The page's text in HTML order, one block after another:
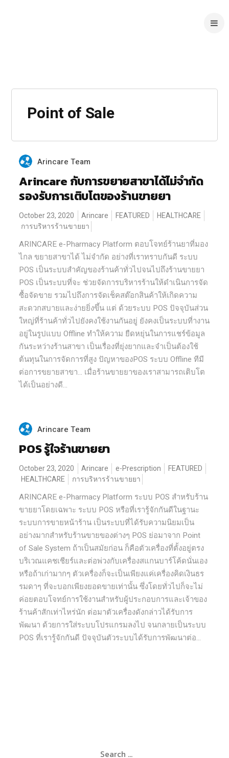
Point of Sale
Arincare Team
Arincare กับการขยายสาขาได้ไม่จำกัด
รองรับการเติบโตของร้านขายยา
October 23, 2020 Arincare FEATURED
HEALTHCARE
การบริหารร้านขายยา
ARINCARE e-Pharmacy Platform ตอบโจทย์ร้านยาที่มอง
ไกล ขยายสาขาได้ ไม่จำกัด อย่างที่เราทราบกันดี ระบบ
POS เป็นระบบสำคัญของร้านค้าทั่วไปจนไปถึงร้านขายยา
POS เป็นระบบที่จะ ช่วยจัดการบริหารร้านให้ดำเนินการจัด
ซื้อจัดขาย รวมไปถึงการจัดเช็คสต๊อกสินค้าให้เกิดความ
สะดวกสบายและง่ายยิ่งขึ้น แต่ ด้วยระบบ POS ปัจจุบันส่วน
ใหญ่ที่ร้านค้าทั่วไปยังคงใช้งานกันอยู่ ยังคงเป็นระบบที่างาน
อยู่ในรูปแบบ Offline ทำให้ความ ยืดหยุ่นในการแชร์ข้อมูล
กันระหว่างร้านสาขา เป็นเรื่องที่ยุ่งยากและจำเป็นต้องใช้
ต้นทุนในการจัดการที่สูง ปัญหาของPOS ระบบ Offline ทีมี
ต่อการขยายสาขา… เมื่อร้านขายยาของเราสามารถเติบโต
ได้เป็นอย่างดี...
Arincare Team
POS รู้ใจร้านขายยา
October 23, 2020 Arincare e-Prescription
FEATURED
HEALTHCARE
การบริหารร้านขายยา
ARINCARE e-Pharmacy Platform ระบบ POS สำหรับร้าน
ขายยาโดยเฉพาะ ระบบ POS หรือที่เรารู้จักกันดีในฐานะ
ระบบการขายหน้าร้าน เป็นระบบที่ได้รับความนิยมเป็น
อย่างมากสำหรับร้านขายของต่างๆ POS ย่อมาจาก Point
of Sale System ถ้าเป็นสมัยก่อน ก็คือตัวเครื่องที่ตั้งอยู่ตรง
บริเวณแคชเชียร์และต่อพ่วงกับเครื่องสแกนบาร์โค้ดนั่นเอง
หรือถ้าเก่ามากๆ ตัวเครื่องก็จะเป็นเพียงแค่เครื่องคิดเงินธร
รมดาๆ ที่จะบอกเพียงยอดขายเท่านั้น ซึ่งโดยทั่วไปก็จะไม่
ค่อยตอบโจทย์การใช้งานสำหรับผู้ประกอบการและเจ้าของ
ร้านค้าสักเท่าไหร่นัก ต่อมาตัวเครื่องดังกล่าวได้รับการ
พัฒนา ด้วยการใส่ระบบโปรแกรมลงไป จนกลายเป็นระบบ
POS ที่เรารู้จักกันดี ปัจจุบันตัวระบบได้รับการพัฒนาต่อ...